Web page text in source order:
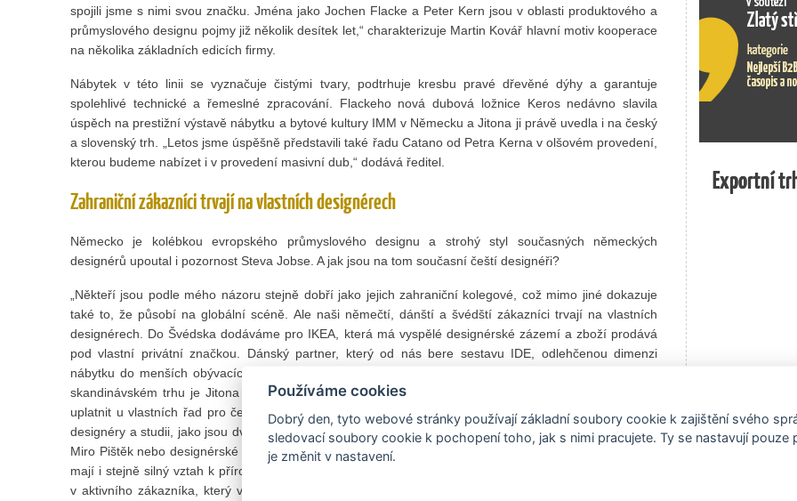
spojili jsme s nimi svou značku. Jména jako Jochen Flacke a Peter Kern jsou v oblasti produktového a
průmyslového designu pojmy již několik desítek let,“ charakterizuje Martin Kovář hlavní motiv kooperace
na několika základních edicích ﬁrmy.
Nábytek v této linii se vyznačuje čistými tvary, podtrhuje kresbu pravé dřevěné dýhy a garantuje
spolehlivé technické a řemeslné zpracování. Flackeho nová dubová ložnice Keros nedávno slavila
úspěch na prestižní výstavě nábytku a bytové kultury IMM v Německu a Jitona ji právě uvedla i na český
a slovenský trh. „Letos jsme úspěšně představili také řadu Catano od Petra Kerna v olšovém provedení,
kterou budeme nabízet i v provedení masivní dub,“ dodává ředitel.
Zahraniční zákazníci trvají na vlastních designérech
Německo je kolébkou evropského průmyslového designu a strohý styl současných německých
designérů upoutal i pozornost Steva Jobse. A jak jsou na tom současní čeští designéři?
„Někteří jsou podle mého názoru stejně dobří jako jejich zahraniční kolegové, což mimo jiné dokazuje
také to, že působí na globální scéně. Ale naši němečtí, dánští a švédští zákazníci trvají na vlastních
designérech. Do Švédska dodáváme pro IKEA, která má vyspělé designérské zázemí a zboží prodává
pod vlastní privátní značkou. Dánský partner, který od nás bere sestavu IDE, odlehčenou dimenzi
nábytku do menších obývacích pokojů v materiálu dýha nebo bílý lak, má také vlastní designéry. Na
skandinávském trhu je Jitona jen článkem dodavatelského řetězce. Vlastní ﬁremní styl však můžeme
uplatnit u vlastních řad pro český trh, na nichž spolupracujeme s několika renomovanými tuzemskými
designéry a studii, jako jsou dvojice Roman Vrtiška a Vladimír Žák, německý designér s českými kořeny
Miro Pištěk nebo designérské a architektonické studio Blackbox. Jsou nejen výbornými profesionály, ale
mají i stejně silný vztah k přírodním materiálům, věří v nadčasovost tvorby, v rozumnou ﬁlozoﬁi ﬁrem a
v aktivního zákazníka, který ví, co si kupuje,“ vysvětluje manažer, podle jakých kritérií si ﬁrma vybírá
Exportní
Exportní
Používáme cookies
Dobrý den, tyto webové stránky používají základní soubory cookie k zajištění svého
sledovací soubory cookie k pochopení toho, jak s nimi pracujete. Ty se nastavují pouze
je změnit v nastavení.